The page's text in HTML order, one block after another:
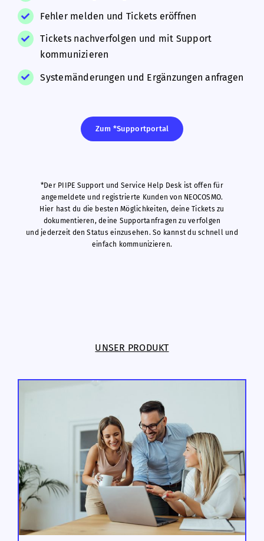
Fehler melden und Tickets eröffnen
Tickets nachverfolgen und mit Support
kommunizieren
Systemänderungen und Ergänzungen anfragen
Zum *Supportportal
*Der PIIPE Support und Service Help Desk ist offen für
angemeldete und registrierte Kunden von NEOCOSMO.
Hier hast du die besten Möglichkeiten, deine Tickets zu
dokumentieren, deine Supportanfragen zu verfolgen
und jederzeit den Status einzusehen. So kannst du schnell und
einfach kommunizieren.
UNSER PRODUKT